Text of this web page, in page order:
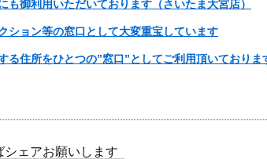
も御利用いただいております（さいたま大宮店）
ション等の窓口として大変重宝しています
る住所をひとつの”窓口”としてご利用頂いておりま
シェアお願いします